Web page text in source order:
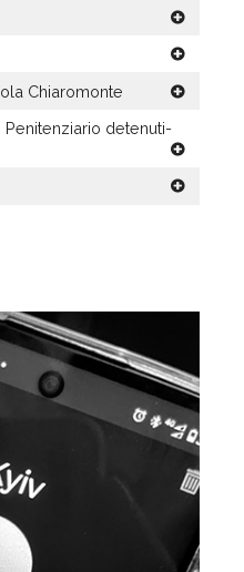
Chiaromonte
detenuti-